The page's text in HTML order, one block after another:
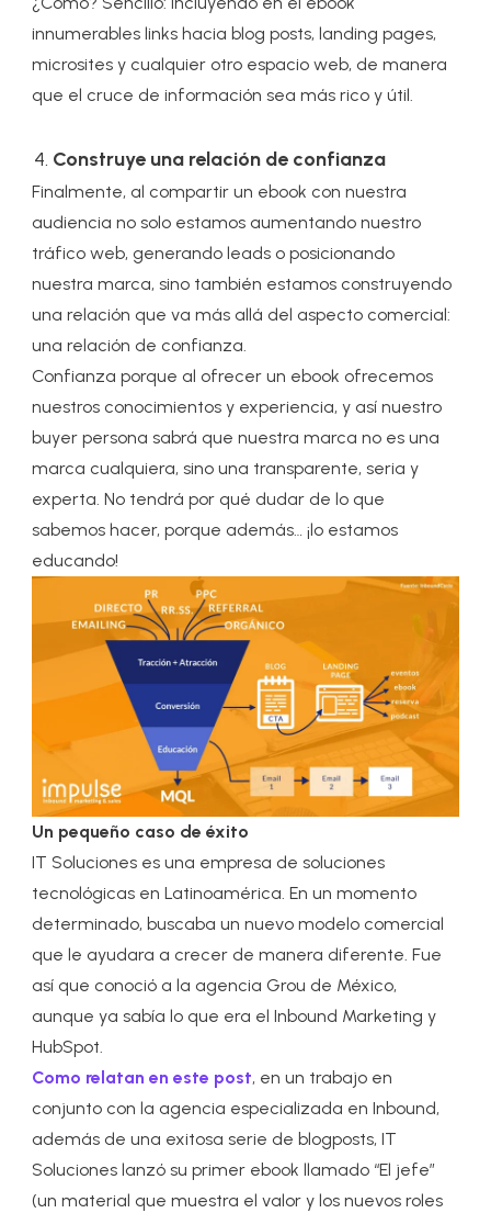
innumerables links hacia blog posts, landing pages,
microsites y cualquier otro espacio web, de manera
que el cruce de información sea más rico y útil.
Construye una relación de confianza
Finalmente, al compartir un ebook con nuestra
audiencia no solo estamos aumentando nuestro
tráfico web, generando leads o posicionando
nuestra marca, sino también estamos construyendo
una relación que va más allá del aspecto comercial:
una relación de confianza.
Confianza porque al ofrecer un ebook ofrecemos
nuestros conocimientos y experiencia, y así nuestro
buyer persona sabrá que nuestra marca no es una
marca cualquiera, sino una transparente, seria y
experta. No tendrá por qué dudar de lo que
sabemos hacer, porque además… ¡lo estamos
educando!
Un pequeño caso de éxito
IT Soluciones es una empresa de soluciones
tecnológicas en Latinoamérica. En un momento
determinado, buscaba un nuevo modelo comercial
que le ayudara a crecer de manera diferente. Fue
así que conoció a la agencia Grou de México,
aunque ya sabía lo que era el Inbound Marketing y
HubSpot.
Como relatan en este post, en un trabajo en
conjunto con la agencia especializada en Inbound,
además de una exitosa serie de blogposts, IT
Soluciones lanzó su primer ebook llamado “El jefe”
(un material que muestra el valor y los nuevos roles